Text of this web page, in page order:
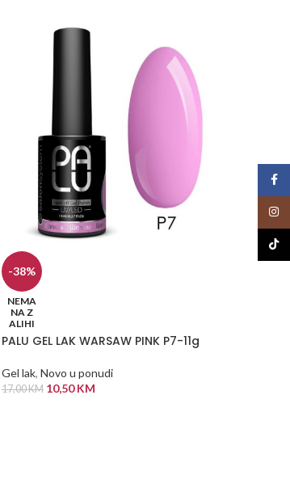
-38%
NEMA
NA Z
ALIHI
PALU GEL LAK WARSAW PINK P7-11g
Gel lak, Novo u ponudi
17,00KM 10,50KM